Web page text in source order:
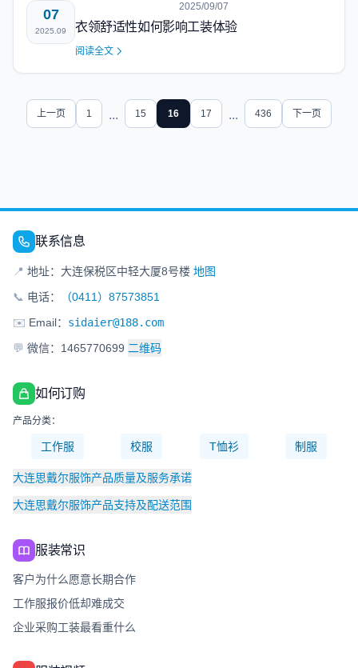
07
2025.09
2025/09/07
衣领舒适性如何影响工装体验
阅读全文
上一页 1 ... 15 16 17 ... 436 下一页
联系信息
📍 地址：大连保税区中轻大厦8号楼 地图
📞 电话：
（0411）87573851
✉️ Email： sidaier@188.com
💬 微信：1465770699 二维码
如何订购
产品分类：
工作服 校服 T恤衫 制服
大连思戴尔服饰产品质量及服务承诺
大连思戴尔服饰产品支持及配送范围
服装常识
客户为什么愿意长期合作
工作服报价低却难成交
企业采购工装最看重什么